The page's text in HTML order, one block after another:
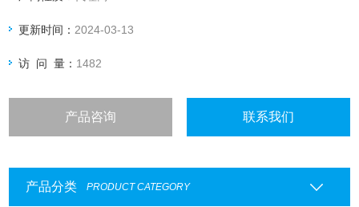
更新时间： 2024-03-13
访 问 量： 1482
产品咨询 联系我们
产品分类 PRODUCT CATEGORY